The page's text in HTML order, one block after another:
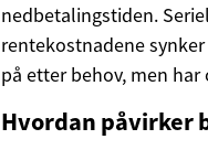
nedbetalingstiden.
rentekostnadene
på etter behov, men
Hvordan påvirker